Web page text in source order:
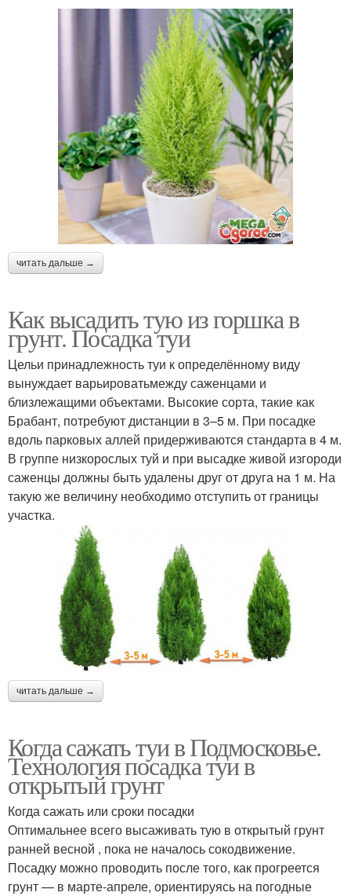
читать дальше →
Как высадить тую из горшка в
грунт. Посадка туи
Цельи принадлежность туи к определённому виду
вынуждает варьироватьмежду саженцами и
близлежащими объектами. Высокие сорта, такие как
Брабант, потребуют дистанции в 3–5 м. При посадке
вдоль парковых аллей придерживаются стандарта в 4 м.
В группе низкорослых туй и при высадке живой изгороди
саженцы должны быть удалены друг от друга на 1 м. На
такую же величину необходимо отступить от границы
участка.
читать дальше →
Когда сажать туи в Подмосковье.
Технология посадка туи в
открытый грунт
Когда сажать или сроки посадки
Оптимальнее всего высаживать тую в открытый грунт
ранней весной , пока не началось сокодвижение.
Посадку можно проводить после того, как прогреется
грунт — в марте-апреле, ориентируясь на погодные